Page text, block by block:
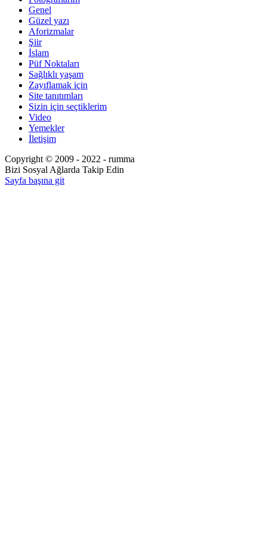
Genel
Güzel yazı
Aforizmalar
Şiir
İslam
Püf Noktaları
Sağlıklı yaşam
Zayıflamak için
Site tanıtımları
Sizin için seçtiklerim
Video
Yemekler
İletişim
Copyright © 2009 - 2022 - rumma
Bizi Sosyal Ağlarda Takip Edin
Sayfa başına git